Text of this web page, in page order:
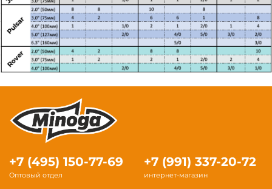
+7 (495) 150-77-69
Оптовый отдел
+7 (991) 337-20-72
интернет-магазин